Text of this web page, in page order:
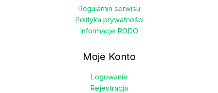
Regulamin serwisu
Polityka prywatności
Informacje RODO
Moje Konto
Logowanie
Rejestracja